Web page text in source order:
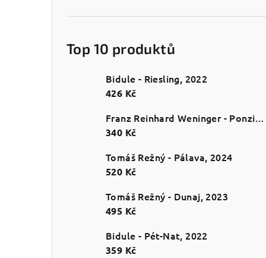
Top 10 produktů
Bidule - Riesling, 2022
426 Kč
Franz Reinhard Weninger - Ponzichter
340 Kč
Tomáš Režný - Pálava, 2024
520 Kč
Tomáš Režný - Dunaj, 2023
495 Kč
Bidule - Pét-Nat, 2022
359 Kč